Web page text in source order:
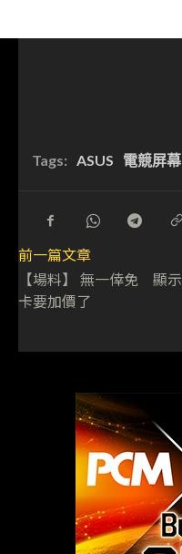
Tags: ASUS 電競屏幕
前一篇文章
【場料】 無一倖免 顯示
卡要加價了